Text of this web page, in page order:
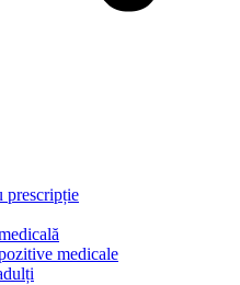
prescripție
medicale